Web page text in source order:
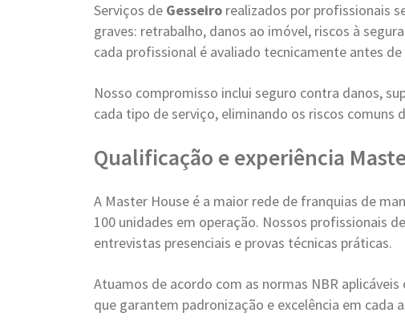
Serviços de Gesseiro realizados por profissionais
graves: retrabalho, danos ao imóvel, riscos à
cada profissional é avaliado tecnicamente antes
Nosso compromisso inclui seguro contra danos,
cada tipo de serviço, eliminando os riscos comuns
Qualificação e experiência
A Master House é a maior rede de franquias de
100 unidades em operação. Nossos profissionais de
entrevistas presenciais e provas técnicas práticas.
Atuamos de acordo com as normas NBR
que garantem padronização e excelência em cada